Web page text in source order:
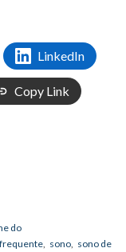
LinkedIn
Copy Link
do
sono sono de